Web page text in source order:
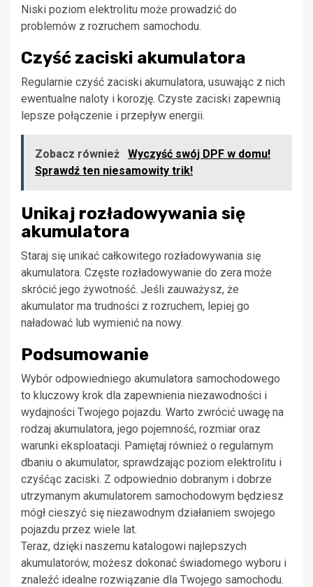
Niski poziom elektrolitu może prowadzić do
problemów z rozruchem samochodu.
Czyść zaciski akumulatora
Regularnie czyść zaciski akumulatora, usuwając z nich
ewentualne naloty i korozję. Czyste zaciski zapewnią
lepsze połączenie i przepływ energii.
Zobacz również
Wyczyść swój DPF w domu!
Sprawdź ten niesamowity trik!
Unikaj rozładowywania się
akumulatora
Staraj się unikać całkowitego rozładowywania się
akumulatora. Częste rozładowywanie do zera może
skrócić jego żywotność. Jeśli zauważysz, że
akumulator ma trudności z rozruchem, lepiej go
naładować lub wymienić na nowy.
Podsumowanie
Wybór odpowiedniego akumulatora samochodowego
to kluczowy krok dla zapewnienia niezawodności i
wydajności Twojego pojazdu. Warto zwrócić uwagę na
rodzaj akumulatora, jego pojemność, rozmiar oraz
warunki eksploatacji. Pamiętaj również o regularnym
dbaniu o akumulator, sprawdzając poziom elektrolitu i
czyśćąc zaciski. Z odpowiednio dobranym i dobrze
utrzymanym akumulatorem samochodowym będziesz
mógł cieszyć się niezawodnym działaniem swojego
pojazdu przez wiele lat.
Teraz, dzięki naszemu katalogowi najlepszych
akumulatorów, możesz dokonać świadomego wyboru i
znaleźć idealne rozwiązanie dla Twojego samochodu.